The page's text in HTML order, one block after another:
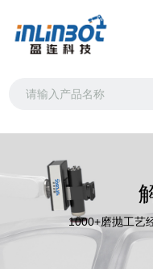
1000+磨抛工艺